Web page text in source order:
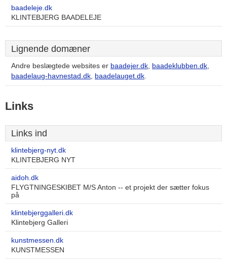
baadeleje.dk
KLINTEBJERG BAADELEJE
Lignende domæner
Andre beslægtede websites er baadejer.dk, baadeklubben.dk,
baadelaug-havnestad.dk, baadelauget.dk.
Links
Links ind
klintebjerg-nyt.dk
KLINTEBJERG NYT
aidoh.dk
FLYGTNINGESKIBET M/S Anton -- et projekt der sætter fokus
på
klintebjerggalleri.dk
Klintebjerg Galleri
kunstmessen.dk
KUNSTMESSEN